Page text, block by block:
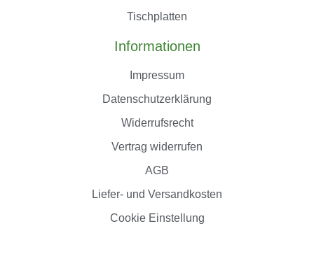
Tischplatten
Informationen
Impressum
Datenschutzerklärung
Widerrufsrecht
Vertrag widerrufen
AGB
Liefer- und Versandkosten
Cookie Einstellung